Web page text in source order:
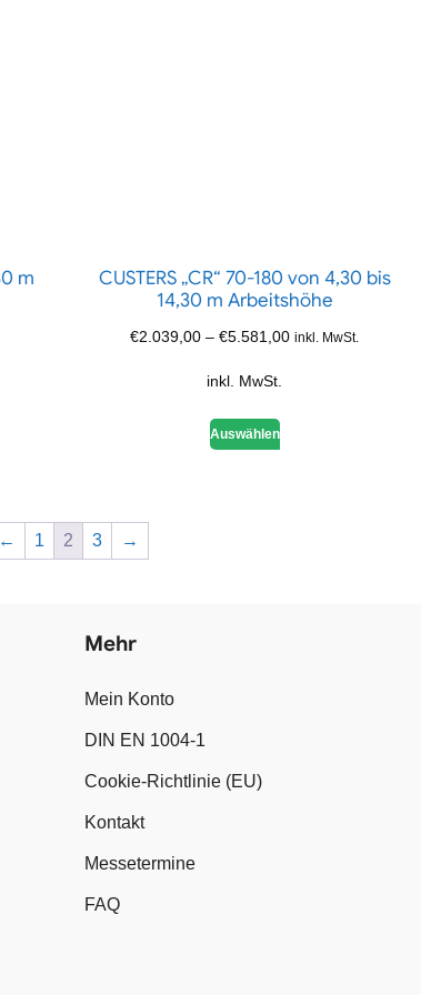
m
CUSTERS „CR“ 70-180 von 4,30 bis
14,30 m Arbeitshöhe
€2.039,00 –€5.581,00 inkl. MwSt.
inkl. MwSt.
Auswählen
← 1 2 3 →
Mehr
Mein Konto
DIN EN 1004-1
Cookie-Richtlinie (EU)
Kontakt
Messetermine
FAQ